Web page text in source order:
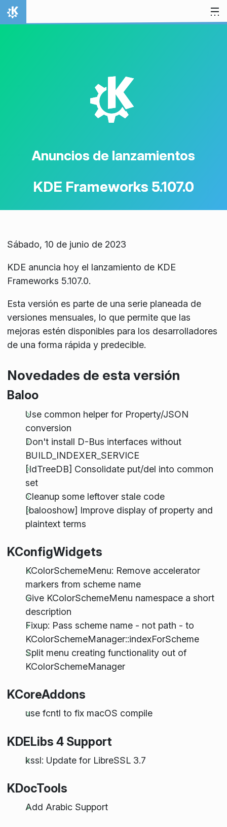
Ir al contenido
Inicio
K
Anuncios de lanzamientos
KDE Frameworks 5.107.0
Sábado, 10 de junio de 2023
KDE anuncia hoy el lanzamiento de KDE
Frameworks 5.107.0.
Esta versión es parte de una serie planeada de
versiones mensuales, lo que permite que las
mejoras estén disponibles para los desarrolladores
de una forma rápida y predecible.
Novedades de esta versión
Baloo
Use common helper for Property/JSON
conversion
Don't install D-Bus interfaces without
BUILD_INDEXER_SERVICE
[IdTreeDB] Consolidate put/del into common
set
Cleanup some leftover stale code
[balooshow] Improve display of property and
plaintext terms
KConfigWidgets
KColorSchemeMenu: Remove accelerator
markers from scheme name
Give KColorSchemeMenu namespace a short
description
Fixup: Pass scheme name - not path - to
KColorSchemeManager::indexForScheme
Split menu creating functionality out of
KColorSchemeManager
KCoreAddons
use fcntl to fix macOS compile
KDELibs 4 Support
kssl: Update for LibreSSL 3.7
KDocTools
Add Arabic Support